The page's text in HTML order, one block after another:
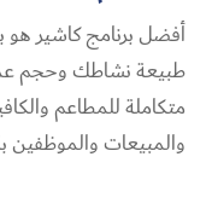
أفضل برنامج كاشير هو
طبيعة نشاطك وحجم
متكاملة للمطاعم
والمبيعات والموظفين